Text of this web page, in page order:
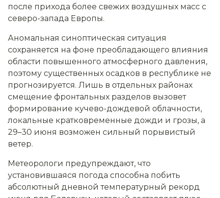
после прихода более свежих воздушных масс с
северо-запада Европы.
Аномальная синоптическая ситуация
сохраняется на фоне преобладающего влияния
области повышенного атмосферного давления,
поэтому существенных осадков в республике не
прогнозируется. Лишь в отдельных районах
смещение фронтальных разделов вызовет
формирование кучево-дождевой облачности,
локальные кратковременные дожди и грозы, а
29–30 июня возможен сильный порывистый
ветер.
Метеорологи предупреждают, что
установившаяся погода способна побить
абсолютный дневной температурный рекорд